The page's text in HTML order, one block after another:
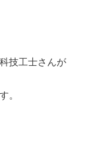
技工士さんが
。